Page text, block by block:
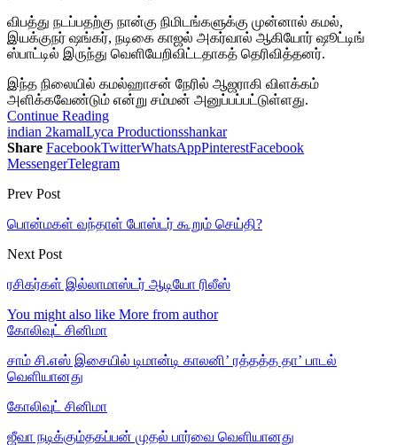
விபத்து நடப்பதற்கு நான்கு நிமிடங்களுக்கு முன்னால் கமல்,
இயக்குநர் ஷங்கர், நடிகை காஜல் அகர்வால் ஆகியோர் ஷூட்டிங்
ஸ்பாட்டில் இருந்து வெளியேறிவிட்டதாகத் தெரிவித்தனர்.
இந்த நிலையில் கமல்ஹாசன் நேரில் ஆஜராகி விளக்கம்
அளிக்கவேண்டும் என்று சம்மன் அனுப்பப்பட்டுள்ளது.
Continue Reading
indian 2kamalLyca Productionsshankar
Share FacebookTwitterWhatsAppPinterestFacebook
MessengerTelegram
Prev Post
பொன்மகள் வந்தாள் போஸ்டர் கூறும் செய்தி?
Next Post
ரசிகர்கள் இல்லாமாஸ்டர் ஆடியோ ரிலீஸ்
You might also like More from author
கோலிவுட் சினிமா
சாம் சி.எஸ் இசையில் டிமான்டி காலனி’ ரத்தத்த தா’ பாடல்
வெளியானது
கோலிவுட் சினிமா
ஜீவா நடிக்கும்தகப்பன் முதல் பார்வை வெளியானது